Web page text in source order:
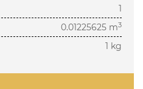
1
0.01225625 m3
1 kg